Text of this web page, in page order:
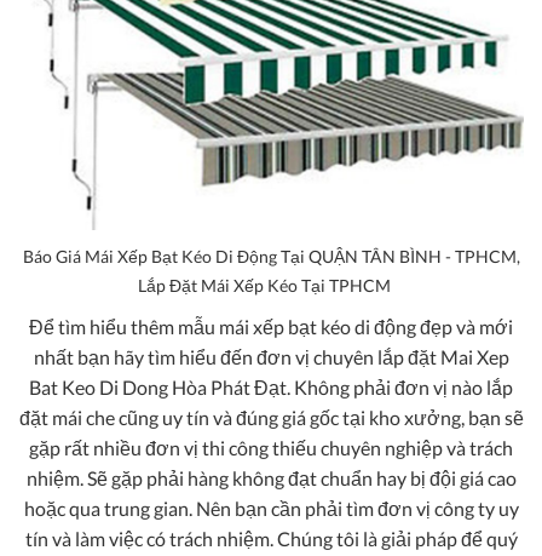
Báo Giá Mái Xếp Bạt Kéo Di Động Tại QUẬN TÂN BÌNH - TPHCM,
Lắp Đặt Mái Xếp Kéo Tại TPHCM
Để tìm hiểu thêm mẫu mái xếp bạt kéo di động đẹp và mới
nhất bạn hãy tìm hiểu đến đơn vị chuyên lắp đặt Mai Xep
Bat Keo Di Dong Hòa Phát Đạt. Không phải đơn vị nào lắp
đặt mái che cũng uy tín và đúng giá gốc tại kho xưởng, bạn sẽ
gặp rất nhiều đơn vị thi công thiếu chuyên nghiệp và trách
nhiệm. Sẽ gặp phải hàng không đạt chuẩn hay bị đội giá cao
hoặc qua trung gian. Nên bạn cần phải tìm đơn vị công ty uy
tín và làm việc có trách nhiệm. Chúng tôi là giải pháp để quý